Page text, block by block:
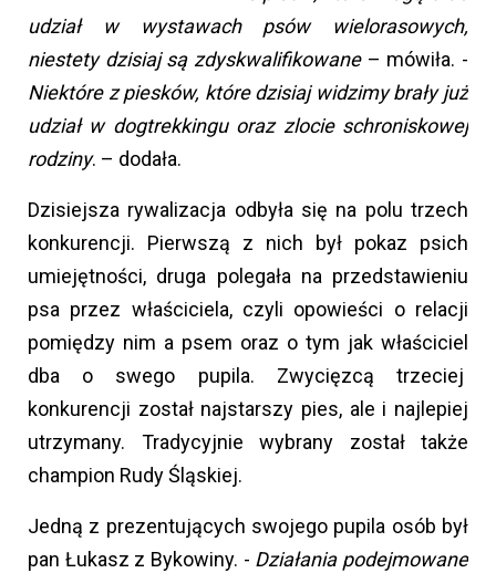
udział w wystawach psów wielorasowych,
niestety dzisiaj są zdyskwalifikowane– mówiła. -
Niektóre z piesków, które dzisiaj widzimy brały już
udział w dogtrekkingu oraz zlocie schroniskowej
rodziny. – dodała.
Dzisiejsza rywalizacja odbyła się na polu trzech
konkurencji. Pierwszą z nich był pokaz psich
umiejętności, druga polegała na przedstawieniu
psa przez właściciela, czyli opowieści o relacji
pomiędzy nim a psem oraz o tym jak właściciel
dba o swego pupila. Zwycięzcą trzeciej
konkurencji został najstarszy pies, ale i najlepiej
utrzymany. Tradycyjnie wybrany został także
champion Rudy Śląskiej.
Jedną z prezentujących swojego pupila osób był
pan Łukasz z Bykowiny. - Działania podejmowane